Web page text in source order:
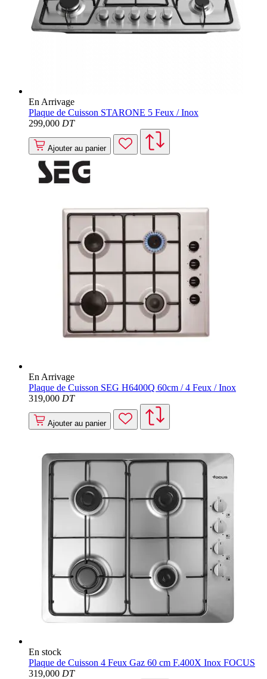
En Arrivage
Plaque de Cuisson STARONE 5 Feux / Inox
299,000 DT
Ajouter au panier
En Arrivage
Plaque de Cuisson SEG H6400Q 60cm / 4 Feux / Inox
319,000 DT
Ajouter au panier
En stock
Plaque de Cuisson 4 Feux Gaz 60 cm F.400X Inox FOCUS
319,000 DT